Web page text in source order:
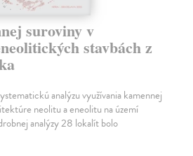
suroviny v
stavbách z
analýzu využívania kamennej
neolitu a eneolitu na území
analýzy 28 lokalít bolo